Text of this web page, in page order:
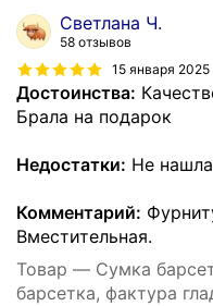
Светлана Ч.
58 отзывов
15 января 2025
Достоинства:
Брала на подарок
Недостатки: Не нашла
Комментарий:
Вместительная.
Товар — Сумка
барсетка, фактура